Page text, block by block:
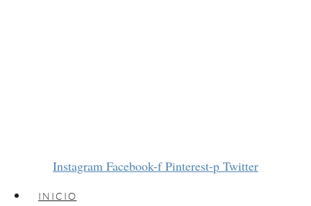
Instagram Facebook-f Pinterest-p Twitter
INICIO